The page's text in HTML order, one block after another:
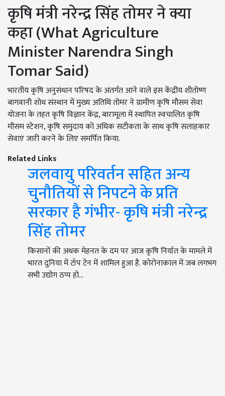
कृषि मंत्री नरेन्द्र सिंह तोमर ने क्या
कहा (What Agriculture
Minister Narendra Singh
Tomar Said)
भारतीय कृषि अनुसंधान परिषद के अंतर्गत आने वाले इस केंद्रीय शीतोष्ण
बागवानी शोध संस्थान में मुख्य अतिथि तोमर ने ग्रामीण कृषि मौसम सेवा
योजना के तहत कृषि विज्ञान केंद्र, बारामूला में स्थापित स्वचालित कृषि
मौसम स्टेशन, कृषि समुदाय को अधिक सटीकता के साथ कृषि सलाहकार
सेवाएं जारी करने के लिए समर्पित किया.
Related Links
जलवायु परिवर्तन सहित अन्य
चुनौतियों से निपटने के प्रति
सरकार है गंभीर- कृषि मंत्री नरेन्द्र
सिंह तोमर
किसानों की अथक मेहनत के दम पर आज कृषि निर्यात के मामले में
भारत दुनिया में टॉप टेन में शामिल हुआ है. कोरोनाकाल में जब लगभग
सभी उद्योग ठप्प हो…